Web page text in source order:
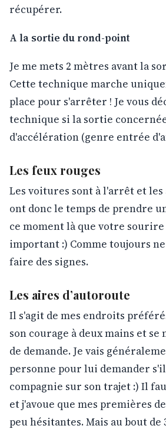
récupérer.
A la sortie du rond-point
Je me mets 2 mètres avant la
Cette technique marche
place pour s'arrêter ! Je vous
technique si la sortie
d'accélération (genre entrée
Les feux rouges
Les voitures sont à l'arrêt et
ont donc le temps de prendre
ce moment là que votre
important :) Comme toujours
faire des signes.
Les aires d’autoroute
Il s'agit de mes endroits
son courage à deux mains et
de demande. Je vais
personne pour lui demander s'il
compagnie sur son trajet :) Il
et j'avoue que mes premières
peu hésitantes. Mais au bout de